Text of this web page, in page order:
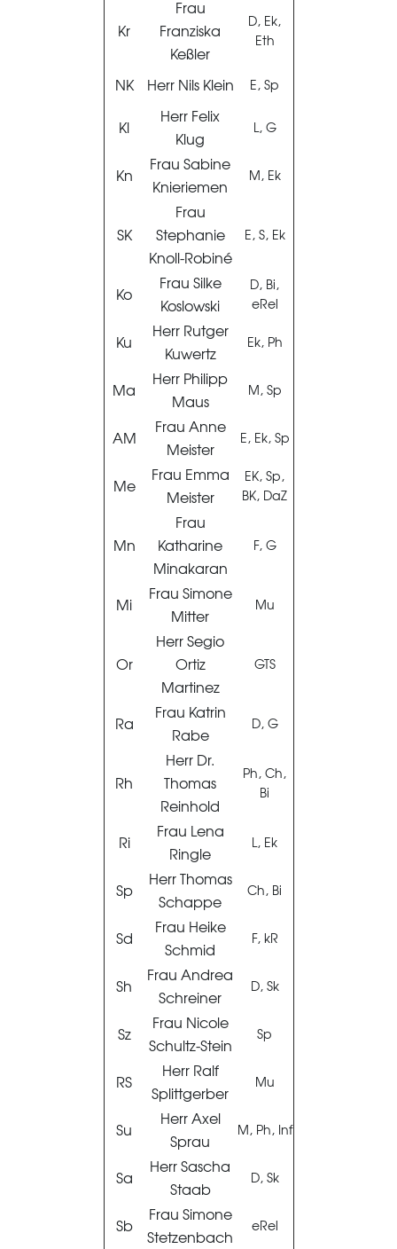
Kr
Frau
Franziska
Keßler
D, Ek,
Eth
NK Herr Nils Klein E, Sp
Kl
Herr Felix
Klug
L, G
Kn
Frau Sabine
Knieriemen
M, Ek
SK
Frau
Stephanie
Knoll-Robiné
E, S, Ek
Ko
Frau Silke
Koslowski
D, Bi,
eRel
Ku
Herr Rutger
Kuwertz
Ek, Ph
Ma
Herr Philipp
Maus
M, Sp
AM
Frau Anne
Meister
E, Ek, Sp
Me
Frau Emma
Meister
EK, Sp,
BK, DaZ
Mn
Frau
Katharine
Minakaran
F, G
Mi
Frau Simone
Mitter
Mu
Or
Herr Segio
Ortiz
Martinez
GTS
Ra
Frau Katrin
Rabe
D, G
Rh
Herr Dr.
Thomas
Reinhold
Ph, Ch,
Bi
Ri
Frau Lena
Ringle
L, Ek
Sp
Herr Thomas
Schappe
Ch, Bi
Sd
Frau Heike
Schmid
F, kR
Sh
Frau Andrea
Schreiner
D, Sk
Sz
Frau Nicole
Schultz-Stein
Sp
RS
Herr Ralf
Splittgerber
Mu
Su
Herr Axel
Sprau
M, Ph, Inf
Sa
Herr Sascha
Staab
D, Sk
Sb
Frau Simone
Stetzenbach
eRel